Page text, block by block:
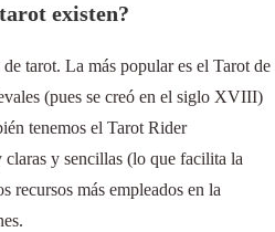
existen?
tarot. La más popular es el Tarot de
(pues se creó en el siglo XVIII)
tenemos el Tarot Rider
y sencillas (lo que facilita la
recursos más empleados en la